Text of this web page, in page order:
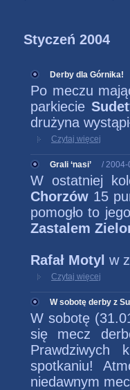
Styczeń 2004
Derby dla Górnika!
Po meczu
parkiecie
drużyna
Czytaj więcej
Grali ‘nasi’ /
W ostatniej
Chorzów 15
pomogło to
Zastalem
Rafał Motyl w
Czytaj więcej
W sobotę derby z
W sobotę
się mecz
Prawdziwych
spotkaniu!
niedawnym